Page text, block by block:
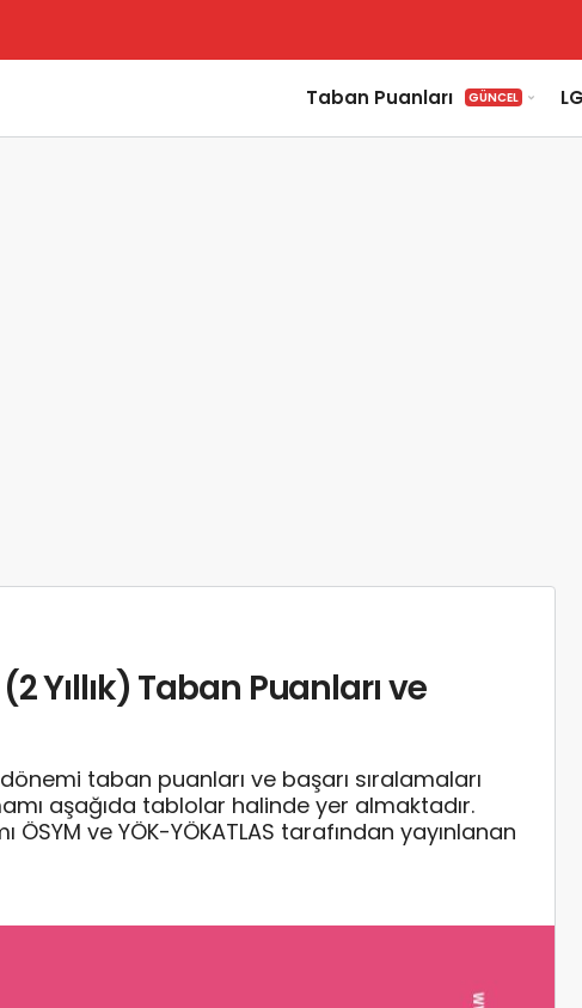
Taban Puanları GÜNCEL
Yıllık) Taban Puanları ve
taban puanları ve başarı sıralamaları
aşağıda tablolar halinde yer almaktadır.
ve YÖK-YÖKATLAS tarafından yayınlanan